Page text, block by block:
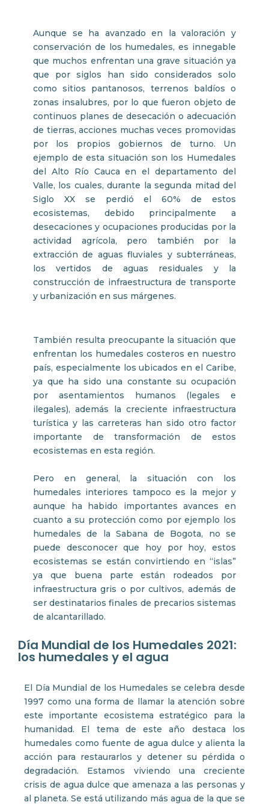
Aunque se ha avanzado en la valoración y
conservación de los humedales, es innegable
que muchos enfrentan una grave situación ya
que por siglos han sido considerados solo
como sitios pantanosos, terrenos baldíos o
zonas insalubres, por lo que fueron objeto de
continuos planes de desecación o adecuación
de tierras, acciones muchas veces promovidas
por los propios gobiernos de turno. Un
ejemplo de esta situación son los Humedales
del Alto Río Cauca en el departamento del
Valle, los cuales, durante la segunda mitad del
Siglo XX se perdió el 60% de estos
ecosistemas, debido principalmente a
desecaciones y ocupaciones producidas por la
actividad agrícola, pero también por la
extracción de aguas fluviales y subterráneas,
los vertidos de aguas residuales y la
construcción de infraestructura de transporte
y urbanización en sus márgenes.
También resulta preocupante la situación que
enfrentan los humedales costeros en nuestro
país, especialmente los ubicados en el Caribe,
ya que ha sido una constante su ocupación
por asentamientos humanos (legales e
ilegales), además la creciente infraestructura
turística y las carreteras han sido otro factor
importante de transformación de estos
ecosistemas en esta región.
Pero en general, la situación con los
humedales interiores tampoco es la mejor y
aunque ha habido importantes avances en
cuanto a su protección como por ejemplo los
humedales de la Sabana de Bogota, no se
puede desconocer que hoy por hoy, estos
ecosistemas se están convirtiendo en “islas”
ya que buena parte están rodeados por
infraestructura gris o por cultivos, además de
ser destinatarios finales de precarios sistemas
de alcantarillado.
Día Mundial de los Humedales 2021:
los humedales y el agua
El Día Mundial de los Humedales se celebra desde
1997 como una forma de llamar la atención sobre
este importante ecosistema estratégico para la
humanidad. El tema de este año destaca los
humedales como fuente de agua dulce y alienta la
acción para restaurarlos y detener su pérdida o
degradación. Estamos viviendo una creciente
crisis de agua dulce que amenaza a las personas y
al planeta. Se está utilizando más agua de la que se